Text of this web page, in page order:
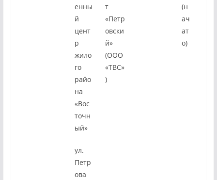
енны
й
цент
р
жило
го
райо
на
«Вос
точн
ый»
ул.
Петр
ова
т
«Петр
овски
й»
(ООО
«ТВС»
)
(н
ач
ат
о)